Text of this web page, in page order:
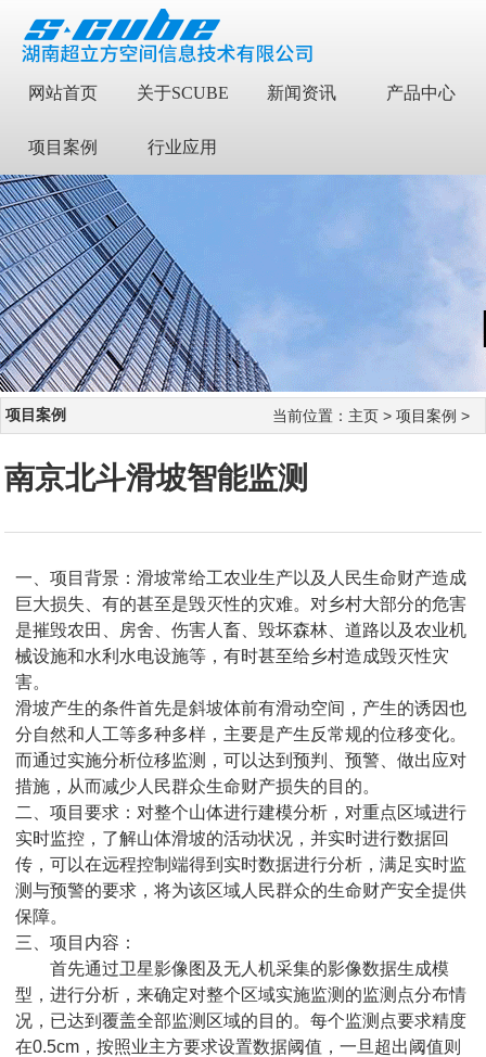
网站首页 关于SCUBE 新闻资讯 产品中心
项目案例 行业应用
项目案例 当前位置： 主页 > 项目案例 >
南京北斗滑坡智能监测
一、项目背景：滑坡常给工农业生产以及人民生命财产造成
巨大损失、有的甚至是毁灭性的灾难。对乡村大部分的危害
是摧毁农田、房舍、伤害人畜、毁坏森林、道路以及农业机
械设施和水利水电设施等，有时甚至给乡村造成毁灭性灾
害。
滑坡产生的条件首先是斜坡体前有滑动空间，产生的诱因也
分自然和人工等多种多样，主要是产生反常规的位移变化。
而通过实施分析位移监测，可以达到预判、预警、做出应对
措施，从而减少人民群众生命财产损失的目的。
二、项目要求：对整个山体进行建模分析，对重点区域进行
实时监控，了解山体滑坡的活动状况，并实时进行数据回
传，可以在远程控制端得到实时数据进行分析，满足实时监
测与预警的要求，将为该区域人民群众的生命财产安全提供
保障。
三、项目内容：
首先通过卫星影像图及无人机采集的影像数据生成模
型，进行分析，来确定对整个区域实施监测的监测点分布情
况，已达到覆盖全部监测区域的目的。每个监测点要求精度
在0.5cm，按照业主方要求设置数据阈值，一旦超出阈值则